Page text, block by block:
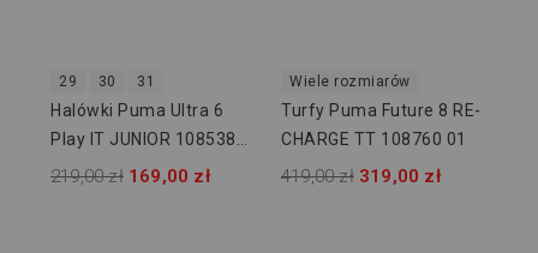
29 30 31
Halówki Puma Ultra 6
Play IT JUNIOR 108538
01
219,00 zł 169,00 zł
Wiele rozmiarów
Turfy Puma Future 8 RE-
CHARGE TT 108760 01
419,00 zł 319,00 zł